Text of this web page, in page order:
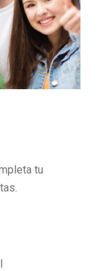
tu